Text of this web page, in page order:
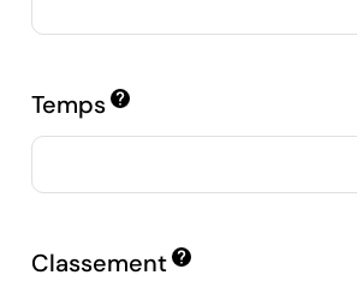
Temps
Classement